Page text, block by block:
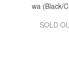
wa (Black/
SOLD